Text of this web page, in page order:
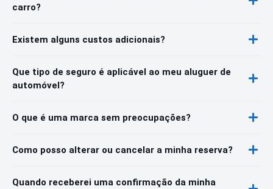
carro?
Existem alguns custos adicionais?
Que tipo de seguro é aplicável ao meu aluguer de
automóvel?
O que é uma marca sem preocupações?
Como posso alterar ou cancelar a minha reserva?
Quando receberei uma confirmação da minha